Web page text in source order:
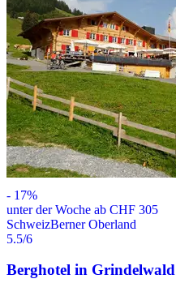
- 17%
unter der Woche ab CHF 305
SchweizBerner Oberland
5.5/6
Berghotel in Grindelwald